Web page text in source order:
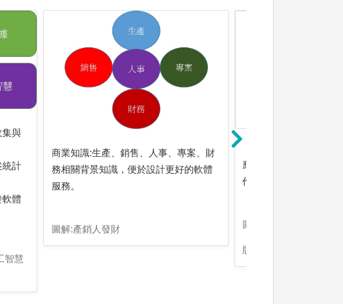
集與
統計
體
智慧
商業知識:生產、銷售、人事、專案、財
務相關背景知識，便於設計更好的軟體
服務。
圖解:產銷人發財
應用人工智慧的能力，
作解決問題
圖解:使用人工智慧處理
版權:Gemini生成